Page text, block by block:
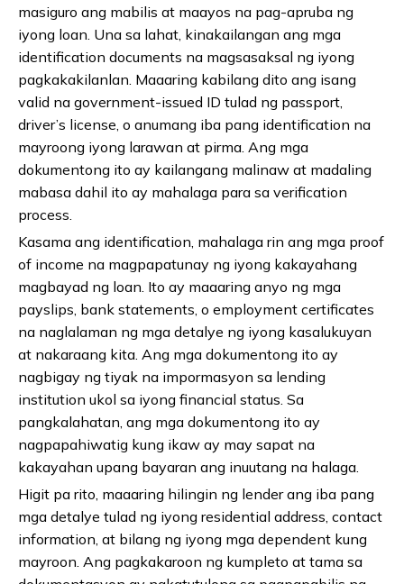
masiguro ang mabilis at maayos na pag-apruba ng
iyong loan. Una sa lahat, kinakailangan ang mga
identification documents na magsasaksal ng iyong
pagkakakilanlan. Maaaring kabilang dito ang isang
valid na government-issued ID tulad ng passport,
driver’s license, o anumang iba pang identification na
mayroong iyong larawan at pirma. Ang mga
dokumentong ito ay kailangang malinaw at madaling
mabasa dahil ito ay mahalaga para sa verification
process.
Kasama ang identification, mahalaga rin ang mga proof
of income na magpapatunay ng iyong kakayahang
magbayad ng loan. Ito ay maaaring anyo ng mga
payslips, bank statements, o employment certificates
na naglalaman ng mga detalye ng iyong kasalukuyan
at nakaraang kita. Ang mga dokumentong ito ay
nagbigay ng tiyak na impormasyon sa lending
institution ukol sa iyong financial status. Sa
pangkalahatan, ang mga dokumentong ito ay
nagpapahiwatig kung ikaw ay may sapat na
kakayahan upang bayaran ang inuutang na halaga.
Higit pa rito, maaaring hilingin ng lender ang iba pang
mga detalye tulad ng iyong residential address, contact
information, at bilang ng iyong mga dependent kung
mayroon. Ang pagkakaroon ng kumpleto at tama sa